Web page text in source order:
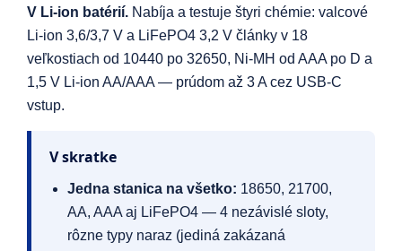
V Li-ion batérií. Nabíja a testuje štyri chémie: valcové
Li-ion 3,6/3,7 V a LiFePO4 3,2 V články v 18
veľkostiach od 10440 po 32650, Ni-MH od AAA po D a
1,5 V Li-ion AA/AAA — prúdom až 3 A cez USB-C
vstup.
V skratke
Jedna stanica na všetko: 18650, 21700,
AA, AAA aj LiFePO4 — 4 nezávislé sloty,
rôzne typy naraz (jediná zakázaná